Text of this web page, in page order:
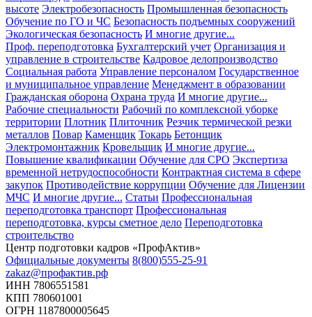
высоте Электробезопасность Промышленная безопасность
Обучение по ГО и ЧС Безопасность подъемных сооружений
Экологическая безопасность И многие другие...
Проф. переподготовка Бухгалтерский учет Организация и
управление в строительстве Кадровое делопроизводство
Социальная работа Управление персоналом Государственное
и муниципальное управление Менеджмент в образовании
Гражданская оборона Охрана труда И многие другие...
Рабочие специальности Рабочий по комплексной уборке
территории Плотник Плиточник Резчик термической резки
металлов Повар Каменщик Токарь Бетонщик
Электромонтажник Кровельщик И многие другие...
Повышение квалификации Обучение для СРО Экспертиза
временной нетрудоспособности Контрактная система в сфере
закупок Противодействие коррупции Обучение для Лицензии
МЧС И многие другие... Статьи Профессиональная
переподготовка транспорт Профессиональная
переподготовка, курсы сметное дело Переподготовка
строительство
Центр подготовки кадров «ПрофАктив»
Официальные документы 8(800)555-25-91
zakaz@профактив.рф
ИНН 7806551581
КПП 780601001
ОГРН 1187800005645